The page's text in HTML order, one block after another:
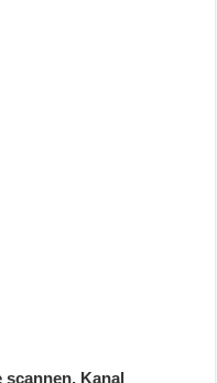
scannen, Kanal